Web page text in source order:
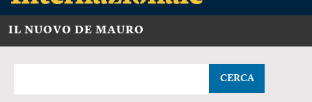
IL NUOVO DE MAURO
CERCA